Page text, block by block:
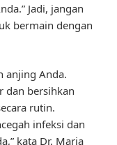
Jadi, jangan
bermain dengan
anjing Anda.
dan bersihkan
rutin.
infeksi dan
kata Dr. Maria